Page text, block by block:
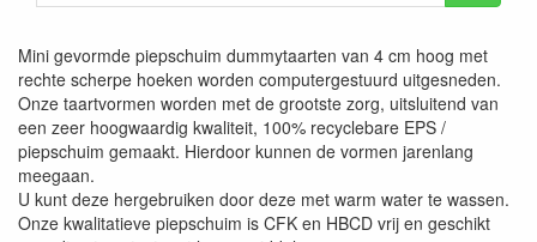
Mini gevormde piepschuim dummytaarten van 4 cm hoog met
rechte scherpe hoeken worden computergestuurd uitgesneden.
Onze taartvormen worden met de grootste zorg, uitsluitend van
een zeer hoogwaardig kwaliteit, 100% recyclebare EPS /
piepschuim gemaakt. Hierdoor kunnen de vormen jarenlang
meegaan.
U kunt deze hergebruiken door deze met warm water te wassen.
Onze kwalitatieve piepschuim is CFK en HBCD vrij en geschikt